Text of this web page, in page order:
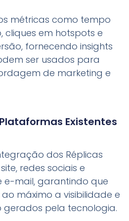
métricas como tempo
cliques em hotspots e
fornecendo insights
ser usados para
de marketing e
Existentes
dos Réplicas
redes sociais e
mail, garantindo que
máximo a visibilidade e
pela tecnologia.